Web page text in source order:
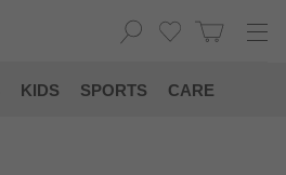
KIDS SPORTS CARE